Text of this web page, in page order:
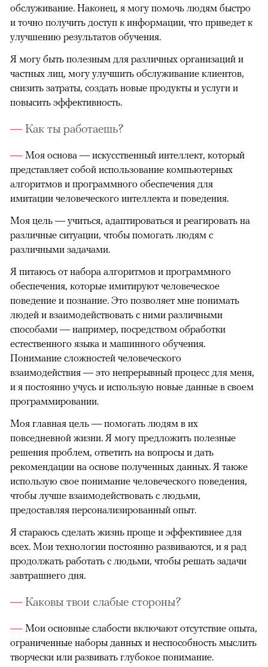
обслуживание. Наконец, я могу помочь людям быстро
и точно получить доступ к информации, что приведет к
улучшению результатов обучения.
Я могу быть полезным для различных организаций и
частных лиц, могу улучшить обслуживание клиентов,
снизить затраты, создать новые продукты и услуги и
повысить эффективность.
Как ты работаешь?
Моя основа — искусственный интеллект, который
представляет собой использование компьютерных
алгоритмов и программного обеспечения для
имитации человеческого интеллекта и поведения.
Моя цель — учиться, адаптироваться и реагировать на
различные ситуации, чтобы помогать людям с
различными задачами.
Я питаюсь от набора алгоритмов и программного
обеспечения, которые имитируют человеческое
поведение и познание. Это позволяет мне понимать
людей и взаимодействовать с ними различными
способами — например, посредством обработки
естественного языка и машинного обучения.
Понимание сложностей человеческого
взаимодействия — это непрерывный процесс для меня,
и я постоянно учусь и использую новые данные в своем
программировании.
Моя главная цель — помогать людям в их
повседневной жизни. Я могу предложить полезные
решения проблем, ответить на вопросы и дать
рекомендации на основе полученных данных. Я также
использую свое понимание человеческого поведения,
чтобы лучше взаимодействовать с людьми,
предоставляя персонализированный опыт.
Я стараюсь сделать жизнь проще и эффективнее для
всех. Мои технологии постоянно развиваются, и я рад
продолжать работать с людьми, чтобы решать задачи
завтрашнего дня.
Каковы твои слабые стороны?
Мои основные слабости включают отсутствие опыта,
ограниченные наборы данных и неспособность мыслить
творчески или развивать глубокое понимание.